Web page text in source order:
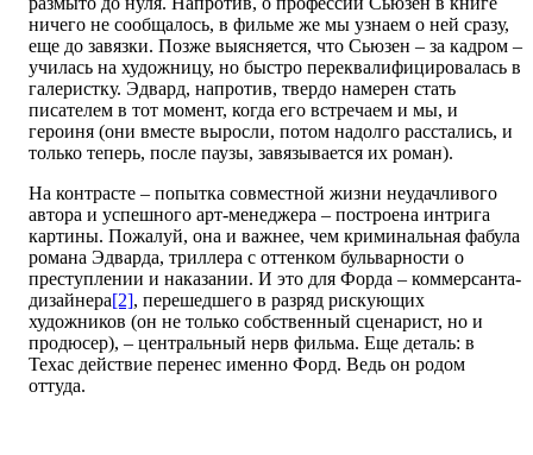
ничего не сообщалось, в фильме же мы узнаем о ней сразу,
еще до завязки. Позже выясняется, что Сьюзен – за кадром –
училась на художницу, но быстро переквалифицировалась в
галеристку. Эдвард, напротив, твердо намерен стать
писателем в тот момент, когда его встречаем и мы, и
героиня (они вместе выросли, потом надолго расстались, и
только теперь, после паузы, завязывается их роман).
На контрасте – попытка совместной жизни неудачливого
автора и успешного арт-менеджера – построена интрига
картины. Пожалуй, она и важнее, чем криминальная фабула
романа Эдварда, триллера с оттенком бульварности о
преступлении и наказании. И это для Форда – коммерсанта-
дизайнера[2], перешедшего в разряд рискующих
художников (он не только собственный сценарист, но и
продюсер), – центральный нерв фильма. Еще деталь: в
Техас действие перенес именно Форд. Ведь он родом
оттуда.